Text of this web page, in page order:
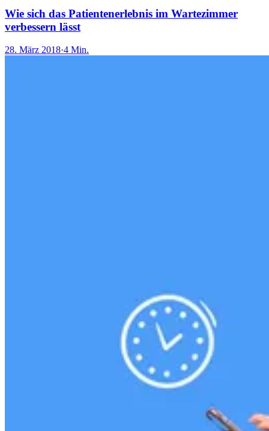
Wie sich das Patientenerlebnis im Wartezimmer
verbessern lässt
28. März 2018·4 Min.